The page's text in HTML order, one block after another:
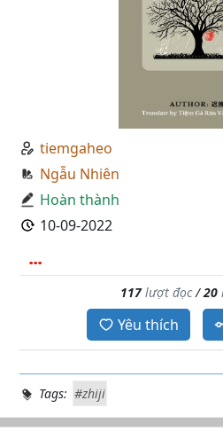
tiemgaheo
Ngẫu Nhiên
Hoàn thành
10-09-2022
...
117 lượt đọc/20
Yêu thích
Tags: #zhiji